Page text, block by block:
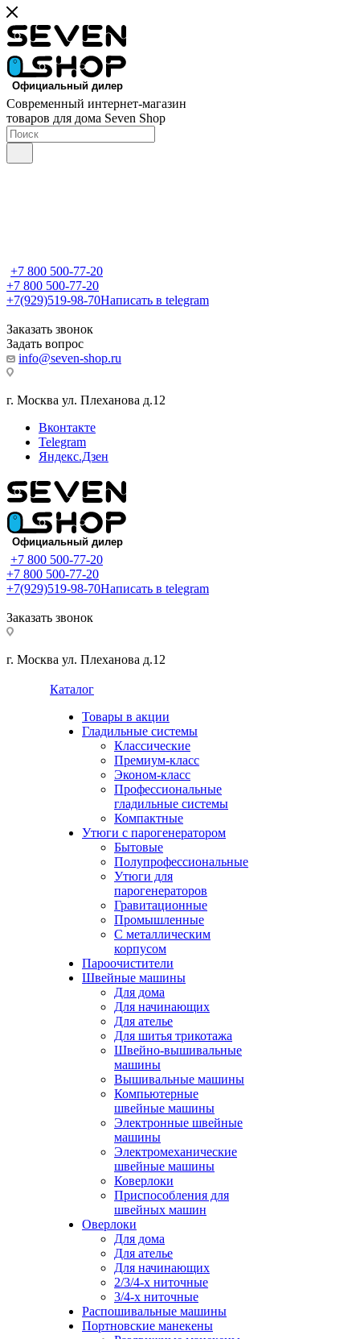
Современный интернет-магазин
товаров для дома Seven Shop
+7 800 500-77-20
+7 800 500-77-20
+7(929)519-98-70Написать в telegram
Заказать звонок
Задать вопрос
info@seven-shop.ru
г. Москва ул. Плеханова д.12
Вконтакте
Telegram
Яндекс.Дзен
+7 800 500-77-20
+7 800 500-77-20
+7(929)519-98-70Написать в telegram
Заказать звонок
г. Москва ул. Плеханова д.12
Каталог
Товары в акции
Гладильные системы
Классические
Премиум-класс
Эконом-класс
Профессиональные
гладильные системы
Компактные
Утюги с парогенератором
Бытовые
Полупрофессиональные
Утюги для
парогенераторов
Гравитационные
Промышленные
С металлическим
корпусом
Пароочистители
Швейные машины
Для дома
Для начинающих
Для ателье
Для шитья трикотажа
Швейно-вышивальные
машины
Вышивальные машины
Компьютерные
швейные машины
Электронные швейные
машины
Электромеханические
швейные машины
Коверлоки
Приспособления для
швейных машин
Оверлоки
Для дома
Для ателье
Для начинающих
2/3/4-х ниточные
3/4-х ниточные
Распошивальные машины
Портновские манекены